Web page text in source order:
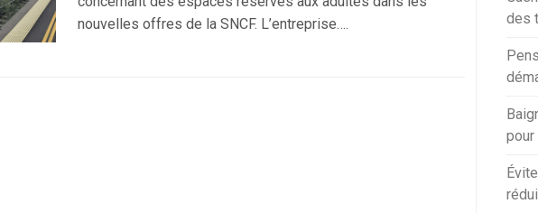
nouvelles offres de la SNCF. L’entreprise….
des